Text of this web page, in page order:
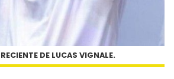
DE LUCAS VIGNALE.